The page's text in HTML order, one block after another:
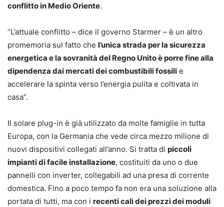
conflitto in Medio Oriente.
“L’attuale conflitto – dice il governo Starmer – è un altro
promemoria sul fatto che l’unica strada per la sicurezza
energetica e la sovranità del Regno Unito è porre fine alla
dipendenza dai mercati dei combustibili fossili e
accelerare la spinta verso l’energia pulita e coltivata in
casa”.
Il solare plug-in è già utilizzato da molte famiglie in tutta
Europa, con la Germania che vede circa mezzo milione di
nuovi dispositivi collegati all’anno. Si tratta di piccoli
impianti di facile installazione, costituiti da uno o due
pannelli con inverter, collegabili ad una presa di corrente
domestica. Fino a poco tempo fa non era una soluzione alla
portata di tutti, ma con i recenti cali dei prezzi dei moduli